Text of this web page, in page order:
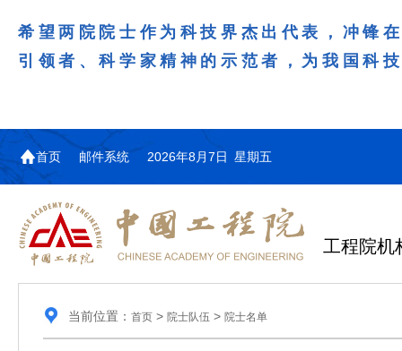
希望两院院士作为科技界杰出代表，冲锋
引领者、科学家精神的示范者，为我国科
首页 邮件系统 2026年8月7日 星期五
工程院机
当前位置： 首页> 院士队伍 > 院士名单